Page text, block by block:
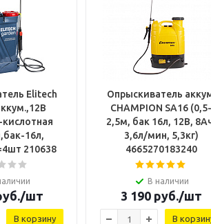
Elitech
16л,
210638
/шт
В корзину
Опрыскиватель
CHAMPION SA16 (0,5-
2,5м, бак 16л, 12В,
3,6л/мин, 5,3кг)
4665270183240
В наличии
3 190руб./шт
В